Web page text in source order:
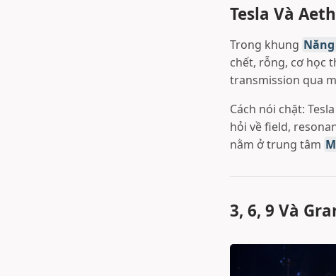
Tesla Và
Trong khung
chết, rỗng, cơ học
transmission qua
Cách nói chặt:
hỏi về field,
nằm ở trung tâm
3, 6, 9 Và